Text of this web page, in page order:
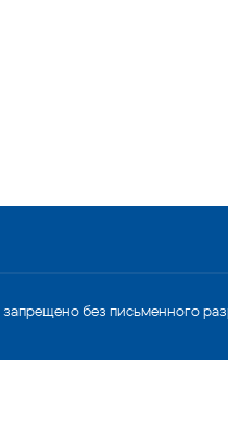
без письменного